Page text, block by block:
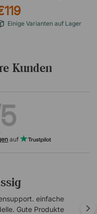
Einige Varianten auf Lager
Kunden
auf
einfache
Gute Produkte